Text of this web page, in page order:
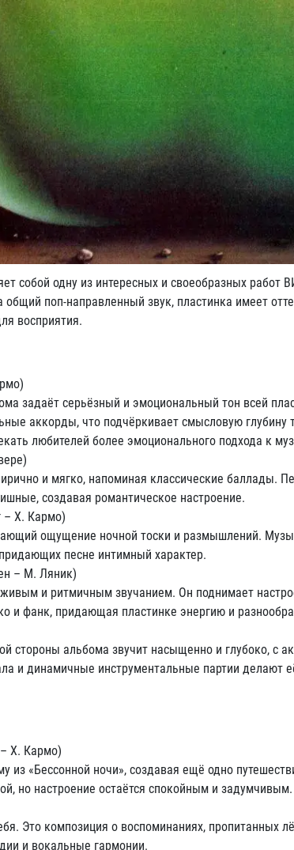
собой одну из интересных и своеобразных
поп-направленный звук, пластинка имеет
восприятия.
задаёт серьёзный и эмоциональный тон всей
аккорды, что подчёркивает смысловую
любителей более эмоционального подхода к
и мягко, напоминая классические баллады.
создавая романтическое настроение.
– Х. Кармо)
ощущение ночной тоски и размышлений.
песне интимный характер.
– М. Ляник)
живым и ритмичным звучанием. Он поднимает
и фанк, придающая пластинке энергию и
стороны альбома звучит насыщенно и глубоко, с
и динамичные инструментальные партии делают
Х. Кармо)
из «Бессонной ночи», создавая ещё одно
но настроение остаётся спокойным и задумчивым.
Это композиция о воспоминаниях, пропитанных
и вокальные гармонии.